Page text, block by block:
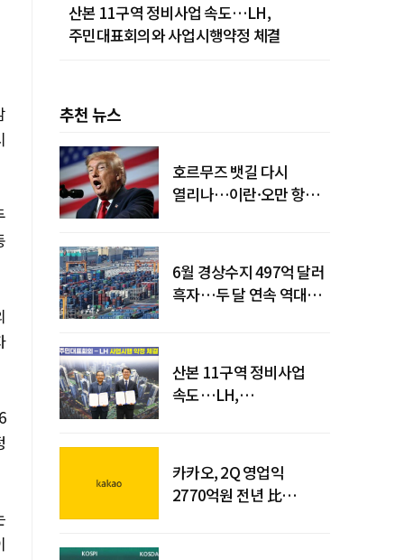
산본 11구역 정비사업 속도…LH,
주민대표회의와 사업시행약정 체결
추천 뉴스
호르무즈 뱃길 다시
열리나…이란·오만 항로
6월 경상수지 497억 달러
흑자…두 달 연속 역대
산본 11구역 정비사업
속도…LH,
카카오, 2Q 영업익
2770억원 전년 比